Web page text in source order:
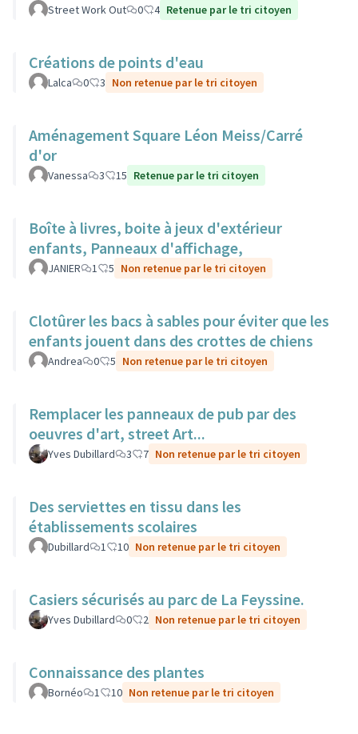
Street Work Out 0 4 Retenue par le tri citoyen
Créations de points d'eau
Lalca 0 3 Non retenue par le tri citoyen
Aménagement Square Léon Meiss/Carré
d'or
Vanessa 3 15 Retenue par le tri citoyen
Boîte à livres, boite à jeux d'extérieur
enfants, Panneaux d'affichage,
JANIER 1 5 Non retenue par le tri citoyen
Clotûrer les bacs à sables pour éviter que les
enfants jouent dans des crottes de chiens
Andrea 0 5 Non retenue par le tri citoyen
Remplacer les panneaux de pub par des
oeuvres d'art, street Art...
Yves Dubillard 3 7 Non retenue par le tri citoyen
Des serviettes en tissu dans les
établissements scolaires
Dubillard 1 10 Non retenue par le tri citoyen
Casiers sécurisés au parc de La Feyssine.
Yves Dubillard 0 2 Non retenue par le tri citoyen
Connaissance des plantes
Bornéo 1 10 Non retenue par le tri citoyen